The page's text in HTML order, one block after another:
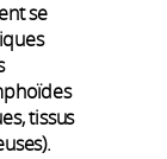
se
tissus